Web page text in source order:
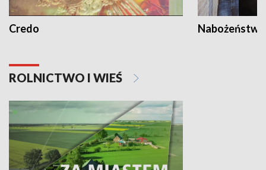
Credo
ROLNICTWO I WIEŚ